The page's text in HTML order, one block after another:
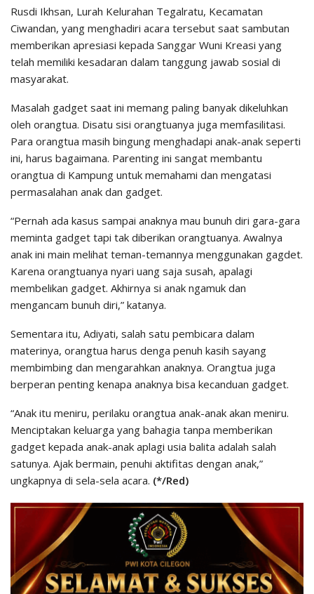
Rusdi Ikhsan, Lurah Kelurahan Tegalratu, Kecamatan
Ciwandan, yang menghadiri acara tersebut saat sambutan
memberikan apresiasi kepada Sanggar Wuni Kreasi yang
telah memiliki kesadaran dalam tanggung jawab sosial di
masyarakat.
Masalah gadget saat ini memang paling banyak dikeluhkan
oleh orangtua. Disatu sisi orangtuanya juga memfasilitasi.
Para orangtua masih bingung menghadapi anak-anak seperti
ini, harus bagaimana. Parenting ini sangat membantu
orangtua di Kampung untuk memahami dan mengatasi
permasalahan anak dan gadget.
“Pernah ada kasus sampai anaknya mau bunuh diri gara-gara
meminta gadget tapi tak diberikan orangtuanya. Awalnya
anak ini main melihat teman-temannya menggunakan gagdet.
Karena orangtuanya nyari uang saja susah, apalagi
membelikan gadget. Akhirnya si anak ngamuk dan
mengancam bunuh diri,” katanya.
Sementara itu, Adiyati, salah satu pembicara dalam
materinya, orangtua harus denga penuh kasih sayang
membimbing dan mengarahkan anaknya. Orangtua juga
berperan penting kenapa anaknya bisa kecanduan gadget.
“Anak itu meniru, perilaku orangtua anak-anak akan meniru.
Menciptakan keluarga yang bahagia tanpa memberikan
gadget kepada anak-anak aplagi usia balita adalah salah
satunya. Ajak bermain, penuhi aktifitas dengan anak,”
ungkapnya di sela-sela acara. (*/Red)